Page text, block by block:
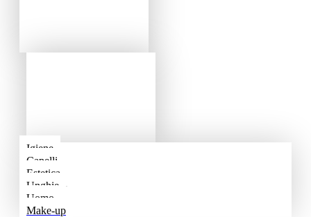
Igiene
Capelli
Estetica
Unghie
Uomo
Make-up